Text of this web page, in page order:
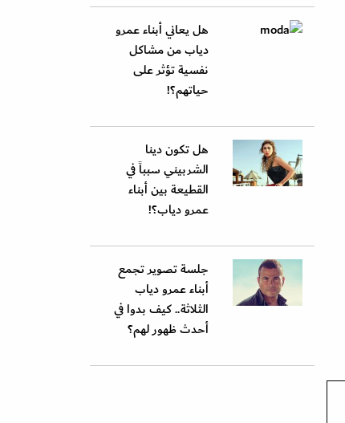
هل يعاني أبناء عمرو
دياب من مشاكل
نفسية تؤثر على
حياتهم؟!
هل تكون دينا
الشربيني سبباً في
القطيعة بين أبناء
عمرو دياب؟!
جلسة تصوير تجمع
أبناء عمرو دياب
الثلاثة.. كيف بدوا في
أحدث ظهور لهم؟